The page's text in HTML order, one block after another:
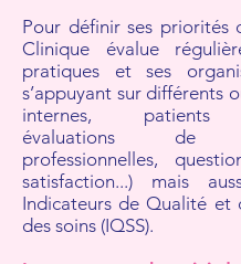
Pour définir ses priorités
Clinique évalue
pratiques et ses
s’appuyant sur différents
internes, patients
évaluations de
professionnelles,
satisfaction...) mais
Indicateurs de Qualité et
des soins (IQSS).